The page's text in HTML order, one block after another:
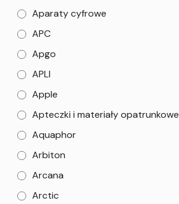
Aparaty cyfrowe
APC
Apgo
APLI
Apple
Apteczki i materiały opatrunkowe
Aquaphor
Arbiton
Arcana
Arctic